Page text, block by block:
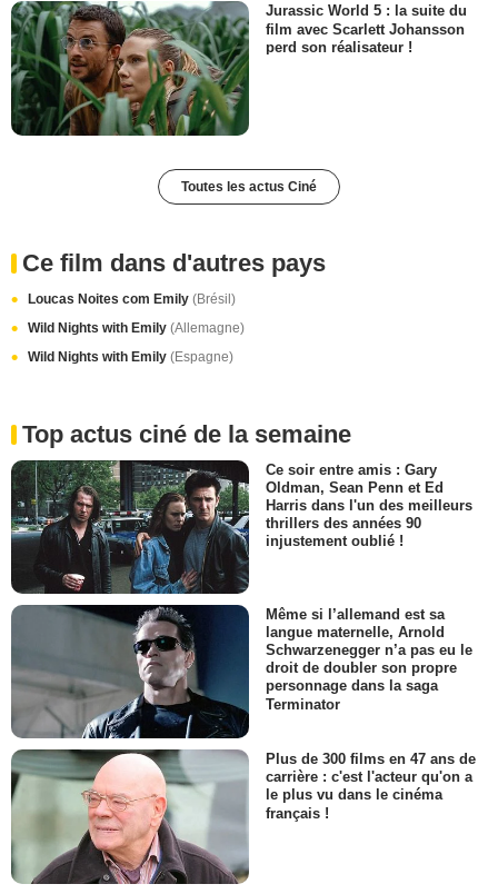
Jurassic World 5 : la suite du
film avec Scarlett Johansson
perd son réalisateur !
Toutes les actus Ciné
Ce film dans d'autres pays
Loucas Noites com Emily (Brésil)
Wild Nights with Emily (Allemagne)
Wild Nights with Emily (Espagne)
Top actus ciné de la semaine
Ce soir entre amis : Gary
Oldman, Sean Penn et Ed
Harris dans l'un des meilleurs
thrillers des années 90
injustement oublié !
Même si l’allemand est sa
langue maternelle, Arnold
Schwarzenegger n’a pas eu le
droit de doubler son propre
personnage dans la saga
Terminator
Plus de 300 films en 47 ans de
carrière : c'est l'acteur qu'on a
le plus vu dans le cinéma
français !